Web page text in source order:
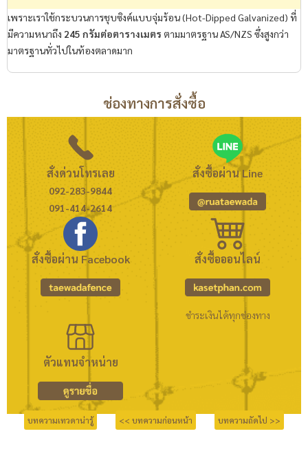
เพราะเราใช้กระบวนการชุบซิงค์แบบจุ่มร้อน (Hot-Dipped Galvanized) ที่
มีความหนาถึง 245 กรัมต่อตารางเมตร ตามมาตรฐาน AS/NZS ซึ่งสูงกว่า
มาตรฐานทั่วไปในท้องตลาดมาก
ช่องทางการสั่งซื้อ
สั่งด่วนโทรเลย
092-283-9844
091-414-2614
สั่งซื้อผ่าน Line
สั่งซื้อผ่าน Facebook สั่งซื้อออนไลน์
ชำระเงินได้ทุกช่องทาง
ตัวแทนจำหน่าย
บทความเทวดาน่ารู้ << บทความก่อนหน้า บทความถัดไป >>